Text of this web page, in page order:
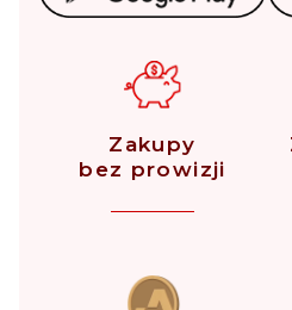
Zakupy
bez prowizji